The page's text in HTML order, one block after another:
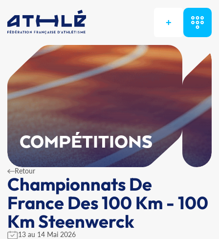
+
COMPÉTITIONS
Retour
Championnats De
France Des 100 Km - 100
Km Steenwerck
13 au 14 Mai 2026